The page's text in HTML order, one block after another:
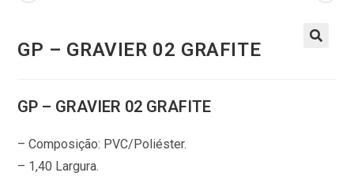
GP – GRAVIER 02 GRAFITE
GP – GRAVIER 02 GRAFITE
– Composição: PVC/Poliéster.
– 1,40 Largura.